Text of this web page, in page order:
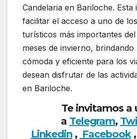
Candelaria en Bariloche. Esta
facilitar el acceso a uno de
turísticos más importantes
meses de invierno,
cómoda y eficiente para los
desean disfrutar de las
en Bariloche.
Te invitamos a
a Telegram,
Linkedin, Facebook,